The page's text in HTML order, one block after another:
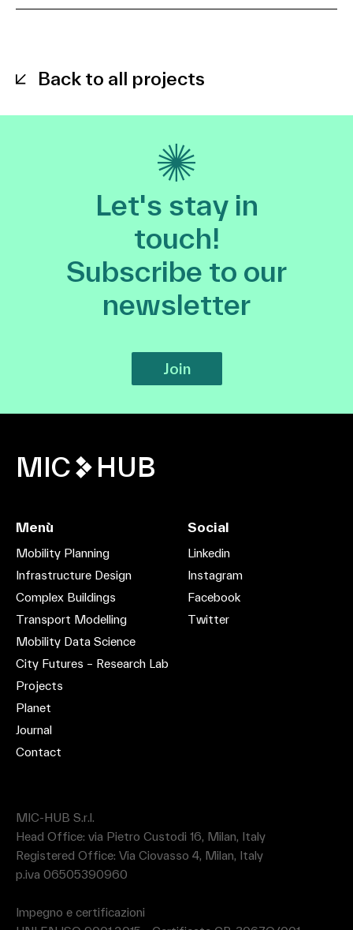
Back to all projects
Let's stay in
touch!
Subscribe to our
newsletter
Join
MIC HUB
MIC-HUB S.r.l.
Head Office: via Pietro Custodi 16, Milan, Italy
Registered Office: Via Ciovasso 4, Milan, Italy
p.iva 06505390960
Impegno e certificazioni
Menù
Mobility Planning
Infrastructure Design
Complex Buildings
Transport Modelling
Mobility Data Science
City Futures – Research Lab
Projects
Planet
Journal
Contact
Social
Linkedin
Instagram
Facebook
Twitter